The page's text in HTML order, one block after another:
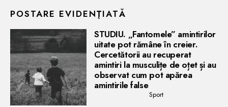
POSTARE EVIDENŢIATĂ
STUDIU. „Fantomele” amintirilor
uitate pot rămâne în creier.
Cercetătorii au recuperat
amintiri la musculițe de oțet și au
observat cum pot apărea
amintirile false
Sport